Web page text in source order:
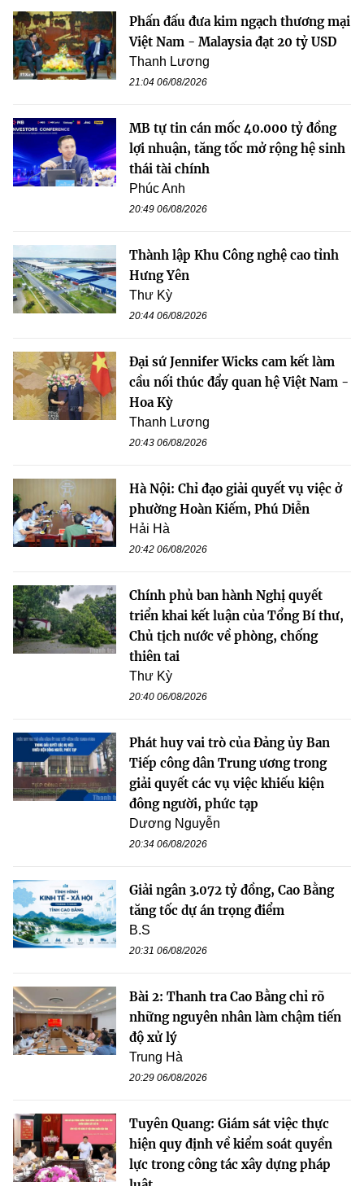
Phấn đấu đưa kim ngạch thương mại
Việt Nam - Malaysia đạt 20 tỷ USD
Thanh Lương
21:04 06/08/2026
MB tự tin cán mốc 40.000 tỷ đồng
lợi nhuận, tăng tốc mở rộng hệ sinh
thái tài chính
Phúc Anh
20:49 06/08/2026
Thành lập Khu Công nghệ cao tỉnh
Hưng Yên
Thư Kỳ
20:44 06/08/2026
Đại sứ Jennifer Wicks cam kết làm
cầu nối thúc đẩy quan hệ Việt Nam -
Hoa Kỳ
Thanh Lương
20:43 06/08/2026
Hà Nội: Chỉ đạo giải quyết vụ việc ở
phường Hoàn Kiếm, Phú Diễn
Hải Hà
20:42 06/08/2026
Chính phủ ban hành Nghị quyết
triển khai kết luận của Tổng Bí thư,
Chủ tịch nước về phòng, chống
thiên tai
Thư Kỳ
20:40 06/08/2026
Phát huy vai trò của Đảng ủy Ban
Tiếp công dân Trung ương trong
giải quyết các vụ việc khiếu kiện
đông người, phức tạp
Dương Nguyễn
20:34 06/08/2026
Giải ngân 3.072 tỷ đồng, Cao Bằng
tăng tốc dự án trọng điểm
B.S
20:31 06/08/2026
Bài 2: Thanh tra Cao Bằng chỉ rõ
những nguyên nhân làm chậm tiến
độ xử lý
Trung Hà
20:29 06/08/2026
Tuyên Quang: Giám sát việc thực
hiện quy định về kiểm soát quyền
lực trong công tác xây dựng pháp